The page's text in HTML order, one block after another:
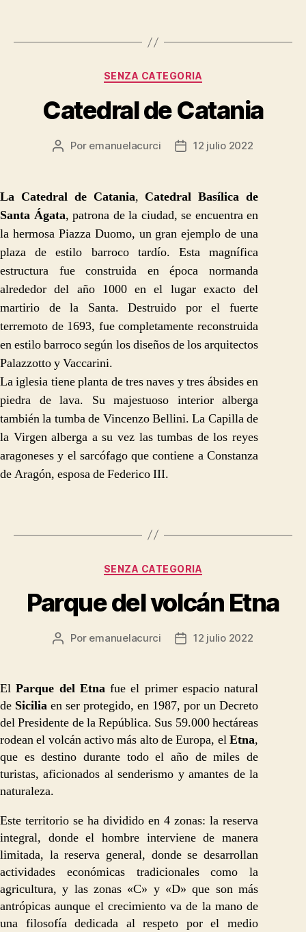
Categorías
SENZA CATEGORIA
Catedral de Catania
Autor
entrada
Por emanuelacurci
Fecha
entrada
12 julio 2022
La Catedral de Catania, Catedral Basílica de
Santa Ágata, patrona de la ciudad, se encuentra en
la hermosa Piazza Duomo, un gran ejemplo de una
plaza de estilo barroco tardío. Esta magnífica
estructura fue construida en época normanda
alrededor del año 1000 en el lugar exacto del
martirio de la Santa. Destruido por el fuerte
terremoto de 1693, fue completamente reconstruida
en estilo barroco según los diseños de los arquitectos
Palazzotto y Vaccarini.
La iglesia tiene planta de tres naves y tres ábsides en
piedra de lava. Su majestuoso interior alberga
también la tumba de Vincenzo Bellini. La Capilla de
la Virgen alberga a su vez las tumbas de los reyes
aragoneses y el sarcófago que contiene a Constanza
de Aragón, esposa de Federico III.
Categorías
SENZA CATEGORIA
Parque del volcán Etna
Autor
entrada
Por emanuelacurci
Fecha
entrada
12 julio 2022
El Parque del Etna fue el primer espacio natural
de Sicilia en ser protegido, en 1987, por un Decreto
del Presidente de la República. Sus 59.000 hectáreas
rodean el volcán activo más alto de Europa, elEtna,
que es destino durante todo el año de miles de
turistas, aficionados al senderismo y amantes de la
naturaleza.
Este territorio se ha dividido en 4 zonas: la reserva
integral, donde el hombre interviene de manera
limitada, la reserva general, donde se desarrollan
actividades económicas tradicionales como la
agricultura, y las zonas «C» y «D» que son más
antrópicas aunque el crecimiento va de la mano de
una filosofía dedicada al respeto por el medio